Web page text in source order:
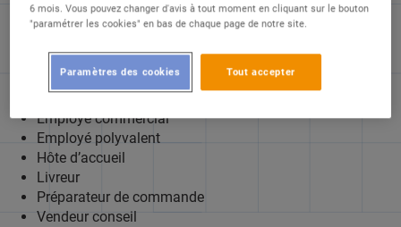
AU PLUS PROCHE DE NOS
CLIENTS
Employé commercial
Employé polyvalent
Hôte d’accueil
Livreur
Préparateur de commande
Vendeur conseil
6 mois. Vous pouvez changer d'avis à tout moment en cliquant sur le bouton
"paramétrer les cookies" en bas de chaque page de notre site.
Tout accepter
Paramètres des cookies